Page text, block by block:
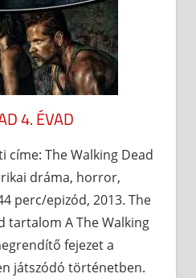
4. ÉVAD
címe: The Walking Dead
dráma, horror,
perc/epizód, 2013. The
tartalom A The Walking
fejezet a
játszódó történetben.